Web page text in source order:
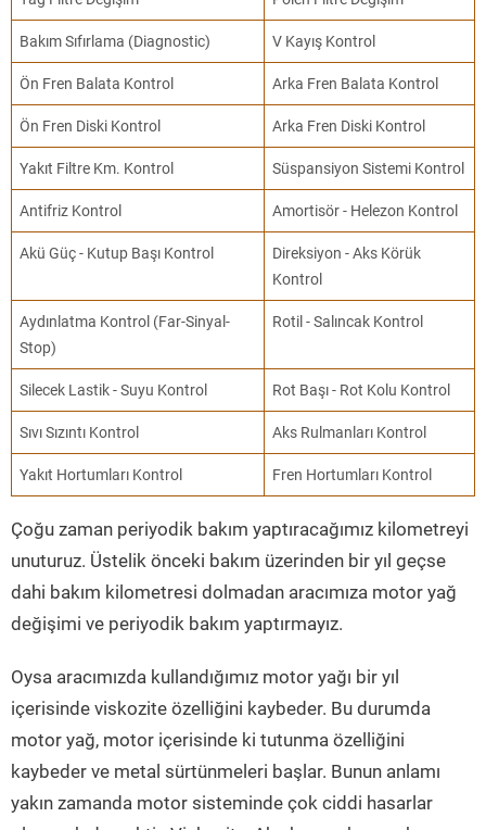
Bakım Sıfırlama (Diagnostic) V Kayış Kontrol
Ön Fren Balata Kontrol Arka Fren Balata Kontrol
Ön Fren Diski Kontrol Arka Fren Diski Kontrol
Yakıt Filtre Km. Kontrol Süspansiyon Sistemi Kontrol
Antifriz Kontrol Amortisör - Helezon Kontrol
Akü Güç - Kutup Başı Kontrol
Direksiyon - Aks Körük
Kontrol
Aydınlatma Kontrol (Far-Sinyal-
Stop)
Rotil - Salıncak Kontrol
Silecek Lastik - Suyu Kontrol Rot Başı - Rot Kolu Kontrol
Sıvı Sızıntı Kontrol Aks Rulmanları Kontrol
Yakıt Hortumları Kontrol Fren Hortumları Kontrol
Çoğu zaman periyodik bakım yaptıracağımız kilometreyi
unuturuz. Üstelik önceki bakım üzerinden bir yıl geçse
dahi bakım kilometresi dolmadan aracımıza motor yağ
değişimi ve periyodik bakım yaptırmayız.
Oysa aracımızda kullandığımız motor yağı bir yıl
içerisinde viskozite özelliğini kaybeder. Bu durumda
motor yağ, motor içerisinde ki tutunma özelliğini
kaybeder ve metal sürtünmeleri başlar. Bunun anlamı
yakın zamanda motor sisteminde çok ciddi hasarlar